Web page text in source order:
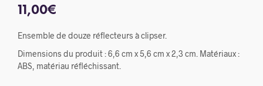
11,00€
Ensemble de douze réflecteurs à clipser.
Dimensions du produit : 6,6 cm x 5,6 cm x 2,3 cm. Matériaux :
ABS, matériau réfléchissant.